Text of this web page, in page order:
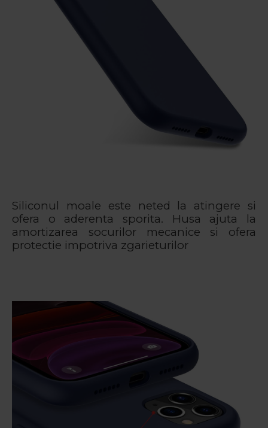
Siliconul moale este neted la atingere si
ofera o aderenta sporita. Husa ajuta la
amortizarea socurilor mecanice si ofera
protectie impotriva zgarieturilor